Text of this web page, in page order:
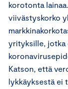
korotonta
viivästyskorko
yrityksille,
Katson, että
lykkäyksestä ei